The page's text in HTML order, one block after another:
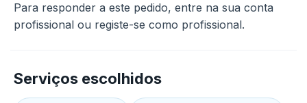
Para responder a este pedido, entre na sua conta
profissional ou registe-se como profissional.
Serviços escolhidos